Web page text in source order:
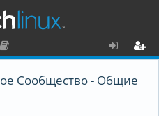
о
Сообщество - Общие